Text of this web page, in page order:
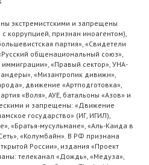
экстремистскими и запрещены
признан иноагентом),
партия», «Свидетели
общенациональный союз»,
«Правый сектор», УНА-
«Мизантропик дивижн»,
движение «Артподготовка»,
«Воля», АУЕ, батальоны «Азов» и
и запрещены: «Движение
государство» (ИГ, ИГИЛ),
«Братья-мусульмане», «Аль-Каида в
«Колумбайн». В РФ признана
России», издания «Проект
телеканал «Дождь», «Медуза»,